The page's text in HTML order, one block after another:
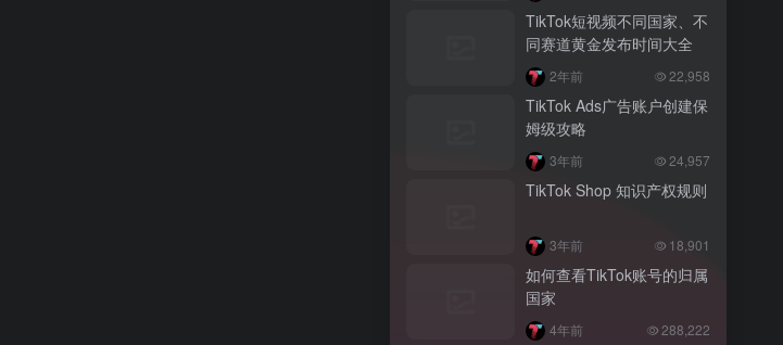
TikTok短视频不同国家、不
同赛道黄金发布时间大全
2年前 22,958
TikTok Ads广告账户创建保
姆级攻略
3年前 24,957
TikTok Shop 知识产权规则
3年前 18,901
如何查看TikTok账号的归属
国家
4年前 288,222